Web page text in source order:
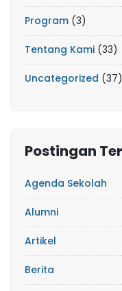
Program (3)
Tentang Kami (33)
Uncategorized (37)
Postingan
Agenda Sekolah
Alumni
Artikel
Berita